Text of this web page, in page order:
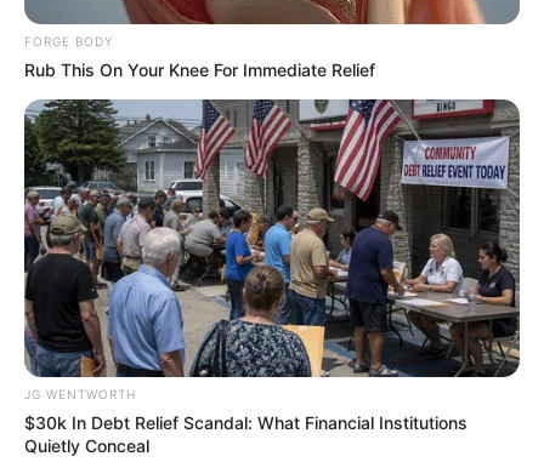
$20,000 In Personal Debt? You're Being Bleed Dry
Every Single Month
JG WENTWORTH
FORGE BODY
Rub This On Your Knee For Immediate Relief
JG WENTWORTH
$30k In Debt Relief Scandal: What Financial Institutions
Quietly Conceal